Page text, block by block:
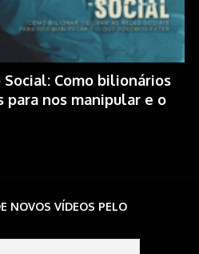
Social: Como bilionários
para nos manipular e o
NOVOS VÍDEOS PELO